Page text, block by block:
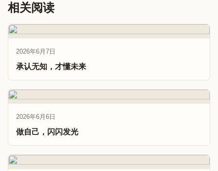
相关阅读
2026年6月7日
承认无知，才懂未来
2026年6月6日
做自己，闪闪发光